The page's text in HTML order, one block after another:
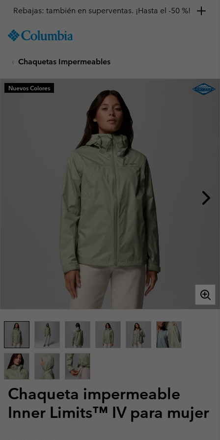
TO
SKIP
MAIN
NAV
Rebajas: también en superventas. ¡Hasta el -50 %!
Chaquetas Impermeables
Chaqueta impermeable
Inner Limits™ IV para mujer
Nuevos Colores